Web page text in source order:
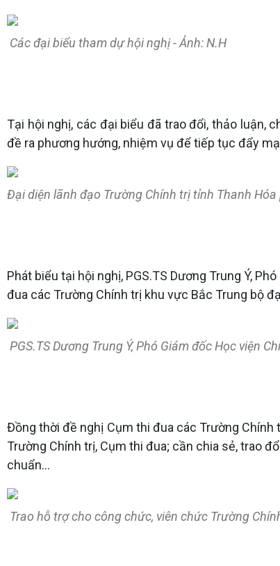
Các đại biểu tham dự hội nghị - Ảnh: N.H
Tại hội nghị, các đại biểu đã trao đổi, thảo luận,
đề ra phương hướng, nhiệm vụ để tiếp tục đẩy
Đại diện lãnh đạo Trường Chính trị tỉnh Thanh
Phát biểu tại hội nghị, PGS.TS Dương Trung Ý,
đua các Trường Chính trị khu vực Bắc Trung bộ
PGS.TS Dương Trung Ý, Phó Giám đốc Học viện
Đồng thời đề nghị Cụm thi đua các Trường
Trường Chính trị, Cụm thi đua; cần chia sẻ, trao
chuẩn…
Trao hỗ trợ cho công chức, viên chức Trường